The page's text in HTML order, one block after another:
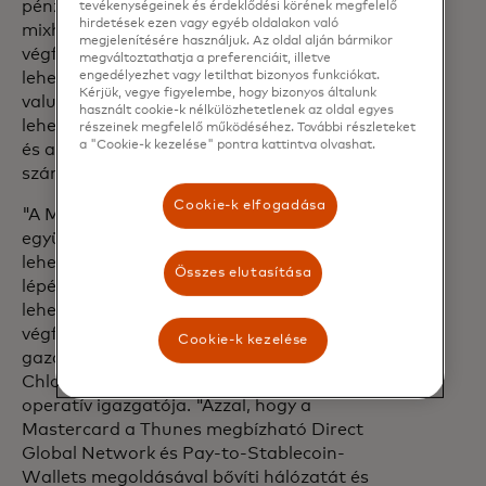
pénztárcákat is hozzáadjuk ehhez a
mixhez. Az egész arról szól, hogy a
végfelhasználóknak nagyobb választási
lehetőséget biztosítsunk, és a digitális
valuták folyamatos növekedésével új
lehetőségeket szabadítsunk fel a bankok
és a pénzforgalmi szolgáltatók
számára."
"A Mastercard Move-tal való
együttműködés a stablecoin kifizetések
lehetővé tétele érdekében egy újabb
lépés előre a küldetésünkben, hogy
lehetővé tegyük a következő milliárd
végfelhasználó számára a globális
gazdaságban való részvételt" - mondta
Chloe Mayenobe, a Thunes elnöke és
operatív igazgatója. "Azzal, hogy a
Mastercard a Thunes megbízható Direct
Global Network és Pay-to-Stablecoin-
Wallets megoldásával bővíti hálózatát és
tevékenységeinek és érdeklődési körének megfelelő
hirdetések ezen vagy egyéb oldalakon való
megjelenítésére használjuk. Az oldal alján bármikor
megváltoztathatja a preferenciáit, illetve
engedélyezhet vagy letilthat bizonyos funkciókat.
Kérjük, vegye figyelembe, hogy bizonyos általunk
használt cookie-k nélkülözhetetlenek az oldal egyes
részeinek megfelelő működéséhez. További részleteket
a "Cookie-k kezelése" pontra kattintva olvashat.
Cookie-k elfogadása
Összes elutasítása
Cookie-k kezelése